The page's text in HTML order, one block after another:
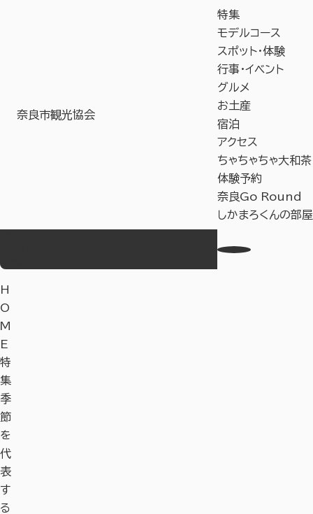
奈良市観光協会
特集
モデルコース
スポット・体験
行事・イベント
グルメ
お土産
宿泊
アクセス
ちゃちゃちゃ大和茶
体験予約
奈良Go Round
しかまろくんの部屋
H
O
M
E
特
集
季
節
を
代
表
す
る